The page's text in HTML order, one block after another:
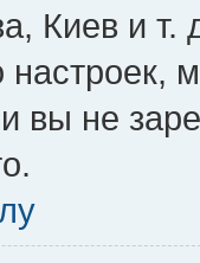
Киев и т.
вы не